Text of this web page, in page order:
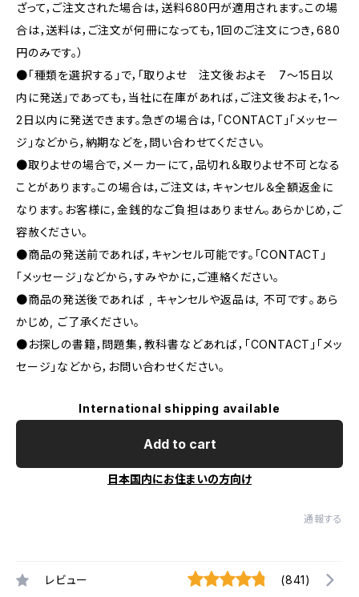
ざって，ご注文された場合は，送料680円が適用されます。この場
合は，送料は，ご注文が何冊になっても，1回のご注文につき，680
円のみです。）
●「種類を選択する」で，「取りよせ 注文後およそ 7〜15日以
内に発送」であっても，当社に在庫があれば，ご注文後およそ，1〜
2日以内に発送できます。急ぎの場合は，「CONTACT」「メッセー
ジ」などから，納期などを，問い合わせてください。
●取りよせの場合で，メーカーにて，品切れ＆取りよせ不可となる
ことがあります。この場合は，ご注文は，キャンセル＆全額返金に
なります。お客様に，金銭的なご負担はありません。あらかじめ，ご
容赦ください。
●商品の発送前であれば，キャンセル可能です。「CONTACT」
「メッセージ」などから，すみやかに，ご連絡ください。
●商品の発送後であれば , キャンセルや返品は, 不可です｡あら
かじめ, ご了承ください｡
●お探しの書籍，問題集，教科書などあれば，「CONTACT」「メッ
セージ」などから，お問い合わせください。
International shipping available
Add to cart
日本国内にお住まいの方向け
通報する
レビュー (841)